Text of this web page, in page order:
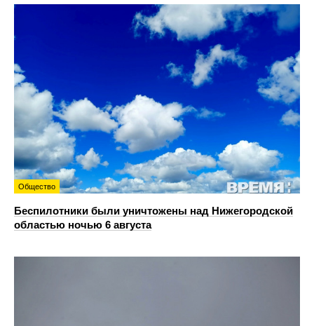
Общество
Беспилотники были уничтожены над Нижегородской
областью ночью 6 августа